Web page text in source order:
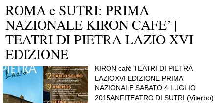
ROMA e SUTRI: PRIMA
NAZIONALE KIRON CAFE’ |
TEATRI DI PIETRA LAZIO XVI
EDIZIONE
KIRON cafè TEATRI DI PIETRA
LAZIOXVI EDIZIONE PRIMA
NAZIONALE SABATO 4 LUGLIO
2015ANFITEATRO DI SUTRI (Viterbo)